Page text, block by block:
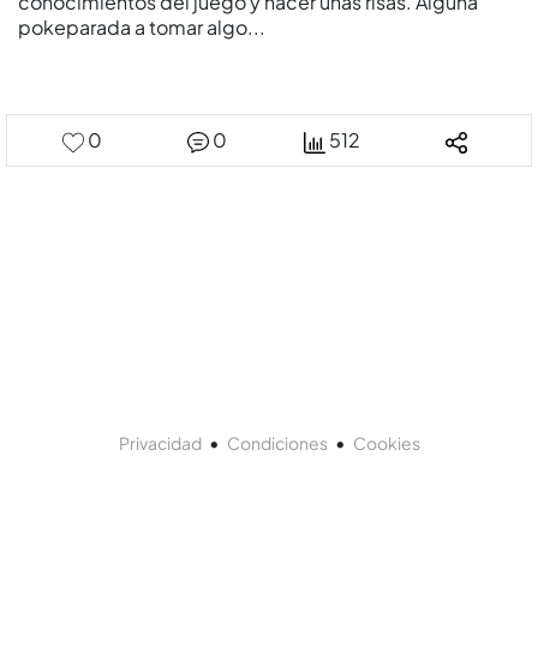
pokeparada a tomar algo...
0 0 512
Privacidad• Condiciones• Cookies